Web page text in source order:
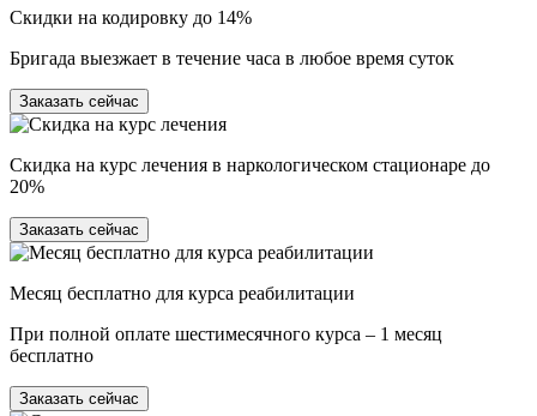
Скидки на кодировку до 14%
Бригада выезжает в течение часа в любое время суток
Заказать сейчас
Скидка на курс лечения в наркологическом стационаре до
20%
Заказать сейчас
Месяц бесплатно для курса реабилитации
При полной оплате шестимесячного курса – 1 месяц
бесплатно
Заказать сейчас